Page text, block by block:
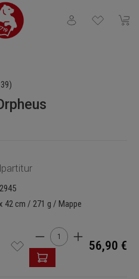
Du hast 0
42 cm / 271 g / Mappe
Produkt Anzahl: Gib
56,90 €